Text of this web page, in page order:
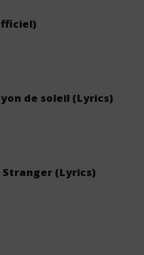
de soleil (Lyrics)
Stranger (Lyrics)